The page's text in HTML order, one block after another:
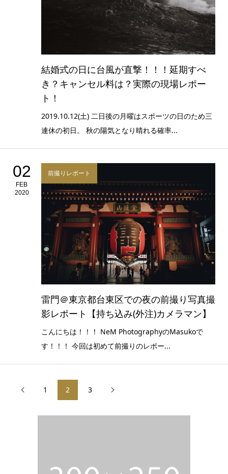
結婚式の日に台風が直撃！！！延期すべ
き？キャンセル料は？実際の現場レポー
ト！
2019.10.12(土) 二日後の月曜はスポーツの日のため三
連休の初日。 秋の陽気となり晴れる確率...
02
FEB
2020
前撮りレポート
雷門＠東京都台東区での夜の前撮り写真撮
影レポート【持ち込み(外注)カメラマン】
こんにちは！！！ NeM PhotographyのMasukoで
す！！！ 今回は初めて前撮りのレポー...
 1 2 3 